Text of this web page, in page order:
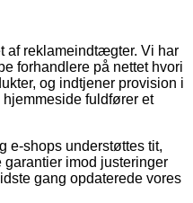
af reklameindtægter. Vi har
forhandlere på nettet hvori
og indtjener provision i
fuldfører et
e-shops understøttes tit,
garantier imod justeringer
gang opdaterede vores